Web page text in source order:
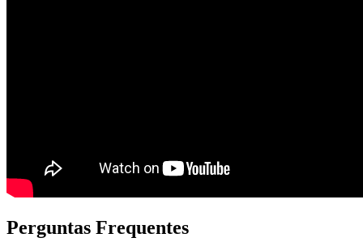
Perguntas Frequentes